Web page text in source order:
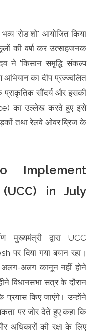
'रोड शो' आयोजित किया
की वर्षा कर उत्साहजनक
ने 'किसान समृद्धि संकल्प
अभियान का दीप प्रज्ज्वलित
प्राकृतिक सौंदर्य और इसकी
का उल्लेख करते हुए इसे
तथा रेलवे ओवर ब्रिज के
Implement
in July
द्वारा UCC
दिया गया बयान रहा।
अलग-अलग कानून नहीं होने
विधानसभा सत्र के दौरान
प्रयास किए जाएंगे। उन्होंने
पर जोर देते हुए कहा कि
अधिकारों की रक्षा के लिए